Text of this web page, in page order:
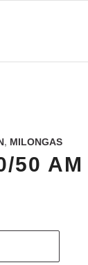
, MILONGAS
50